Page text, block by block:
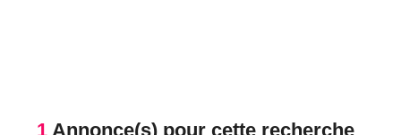
1 Annonce(s) pour cette recherche